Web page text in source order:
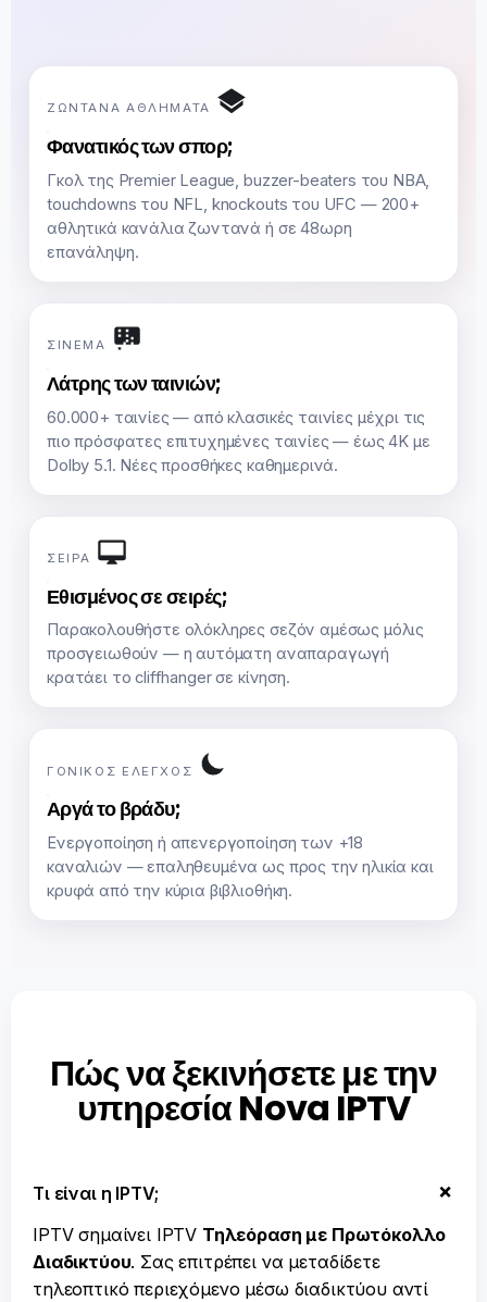
ΖΩΝΤΑΝΆ ΑΘΛΉΜΑΤΑ
Φανατικός των σπορ;
Γκολ της Premier League, buzzer-beaters του NBA,
touchdowns του NFL, knockouts του UFC — 200+
αθλητικά κανάλια ζωντανά ή σε 48ωρη
επανάληψη.
ΣΙΝΕΜΆ
Λάτρης των ταινιών;
60.000+ ταινίες — από κλασικές ταινίες μέχρι τις
πιο πρόσφατες επιτυχημένες ταινίες — έως 4K με
Dolby 5.1. Νέες προσθήκες καθημερινά.
ΣΕΙΡΆ
Εθισμένος σε σειρές;
Παρακολουθήστε ολόκληρες σεζόν αμέσως μόλις
προσγειωθούν — η αυτόματη αναπαραγωγή
κρατάει το cliffhanger σε κίνηση.
ΓΟΝΙΚΌΣ ΈΛΕΓΧΟΣ
Αργά το βράδυ;
Ενεργοποίηση ή απενεργοποίηση των +18
καναλιών — επαληθευμένα ως προς την ηλικία και
κρυφά από την κύρια βιβλιοθήκη.
Πώς να ξεκινήσετε με την
υπηρεσία Nova IPTV
Τι είναι η IPTV;
IPTV σημαίνει IPTV Τηλεόραση με Πρωτόκολλο
Διαδικτύου. Σας επιτρέπει να μεταδίδετε
τηλεοπτικό περιεχόμενο μέσω διαδικτύου αντί